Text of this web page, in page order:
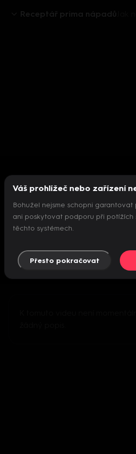
Receptář prima nápadů
Nepodařilo se
Váš prohlížeč nebo zařízení
Bohužel nejsme schopni garantovat
ani poskytovat podporu při potížích
těchto systémech.
Přesto pokračovat